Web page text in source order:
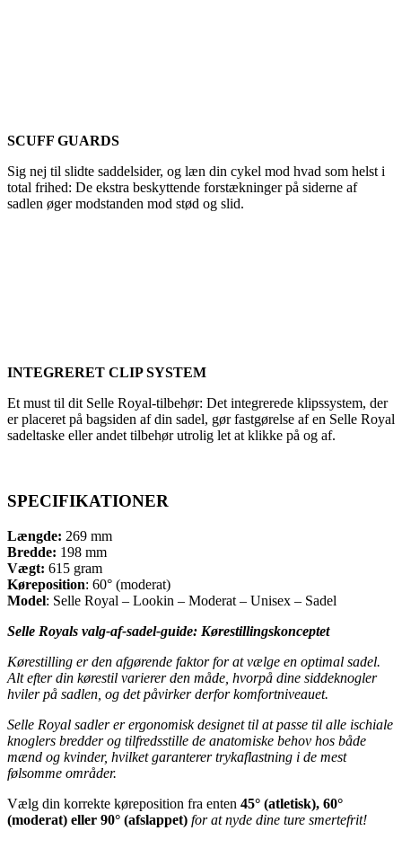
SCUFF GUARDS
Sig nej til slidte saddelsider, og læn din cykel mod hvad som helst i
total frihed: De ekstra beskyttende forstækninger på siderne af
sadlen øger modstanden mod stød og slid.
INTEGRERET CLIP SYSTEM
Et must til dit Selle Royal-tilbehør: Det integrerede klipssystem, der
er placeret på bagsiden af din sadel, gør fastgørelse af en Selle Royal
sadeltaske eller andet tilbehør utrolig let at klikke på og af.
SPECIFIKATIONER
Længde: 269 mm
Bredde: 198 mm
Vægt: 615 gram
Køreposition: 60° (moderat)
Model: Selle Royal – Lookin – Moderat – Unisex – Sadel
Selle Royals valg-af-sadel-guide: Kørestillingskonceptet
Kørestilling er den afgørende faktor for at vælge en optimal sadel.
Alt efter din kørestil varierer den måde, hvorpå dine siddeknogler
hviler på sadlen, og det påvirker derfor komfortniveauet.
Selle Royal sadler er ergonomisk designet til at passe til alle ischiale
knoglers bredder og tilfredsstille de anatomiske behov hos både
mænd og kvinder, hvilket garanterer trykaflastning i de mest
følsomme områder.
Vælg din korrekte køreposition fra enten 45° (atletisk), 60°
(moderat) eller 90° (afslappet) for at nyde dine ture smertefrit!